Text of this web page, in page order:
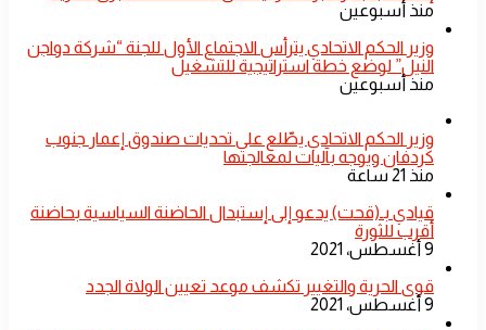
منذ أسبوعين
وزير الحكم الاتحادي يترأس الاجتماع الأول للجنة “شركة دواجن
النيل” لوضع خطة استراتيجية للتشغيل
منذ أسبوعين
​وزير الحكم الاتحادي يطّلع على تحديات صندوق إعمار جنوب
كردفان ويوجه بآليات لمعالجتها
منذ 21 ساعة
قيادي بـ(قحت) يدعو إلى إستبدال الحاضنة السياسية بحاضنة
أقرب للثورة
9 أغسطس، 2021
قوى الحرية والتغيير تكشف موعد تعيين الولاة الجدد
9 أغسطس، 2021